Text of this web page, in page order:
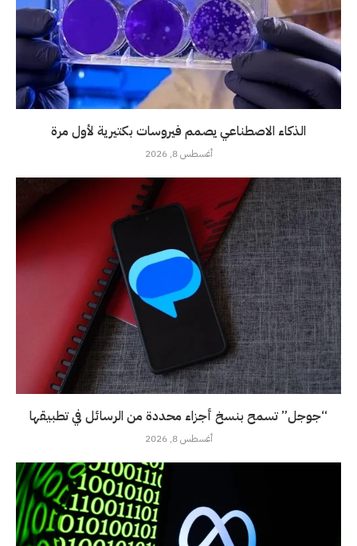
الذكاء الاصطناعي يصمم فيروسات بكتيرية لأول مرة
أغسطس 8, 2026
“جوجل” تسمح بنسخ أجزاء محددة من الرسائل في تطبيقها
أغسطس 8, 2026